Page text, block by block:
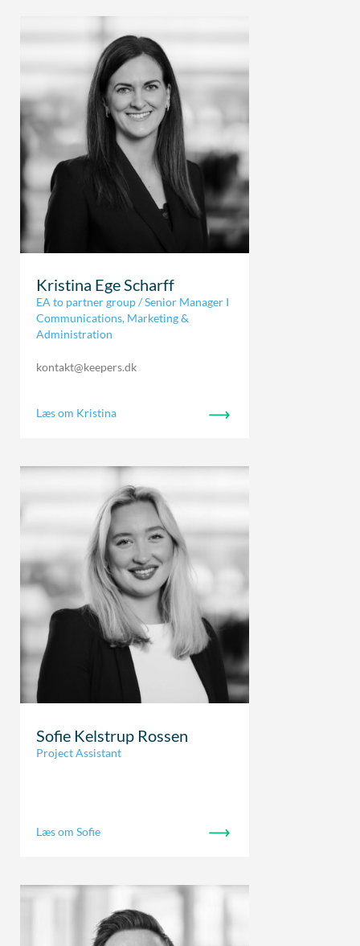
Kristina Ege Scharff
EA to partner group / Senior Manager I
Communications, Marketing &
Administration
kontakt@keepers.dk
Læs om Kristina
Sofie Kelstrup Rossen
Project Assistant
Læs om Sofie